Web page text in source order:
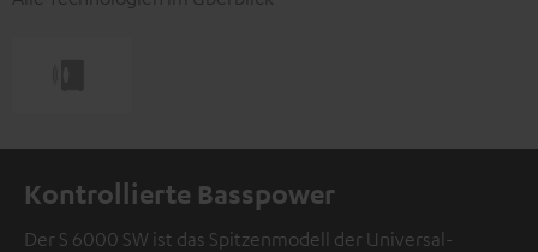
Kontrollierte Basspower
Der S 6000 SW ist das Spitzenmodell der Universal-